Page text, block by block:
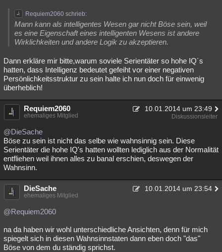
Requiem2060 schrieb:
Mann kann als intelligentes Wesen gar nicht Böse sein, weil
es eine Eigenschaft eines intelligenten Wesens ist andere
Wirklichkeiten und andere Logik zu akzeptieren.
Dann erkläre mir bitte,warum soviele Serientäter so hohe IQ´s
hatten, dass Intelligenz bedeutet gefeiht vor einer negativen
Persönlichkeitsstruktur zu sein halte ich nun doch für einwenig
überheblich!
Requiem2060 10.01.2014 um 23:49
ehemaliges Mitglied Diskussionsleiter
@DieSache
Böse zu sein ist nicht das selbe wie wahnsinnig sein. Diese
Serientäter die hohe IQ's hatten wollten lediglich aus der Normalität
entfliehen weil ihnen alles zu banal erschien, deswegen der
Wahnsinn.
DieSache 10.01.2014 um 23:54
ehemaliges Mitglied
@Requiem2060
na da haben wir wohl unterschiedliche Ansichten, denn für mich
spiegelt sich in diesen Wahnsinnstaten dann eben doch "das"
Böse von dem du ständig sprichst.